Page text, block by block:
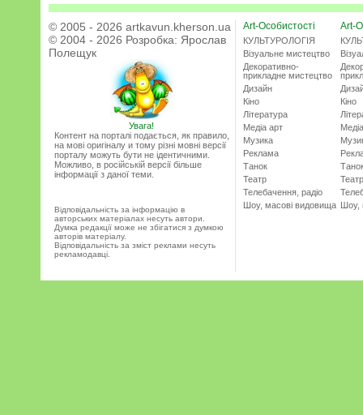
© 2005 - 2026 artkavun.kherson.ua
© 2004 - 2026 Розробка: Ярослав
Полещук
Увага!
Контент на порталі подається, як правило,
на мові оригіналу и тому різні мовні версії
порталу можуть бути не ідентичними.
Можливо, в російській версії більше
інформації з даної теми.
Відповідальність за інформацію в
авторських матеріалах несуть автори.
Думка редакції може не збігатися з думкою
авторів матеріалу.
Відповідальність за зміст реклами несуть
рекламодавці.
Art-Особистості
КУЛЬТУРОЛОГІЯ
Візуальне мистецтво
Декоративно-
прикладне мистецтво
Дизайн
Кіно
Література
Медіа арт
Музика
Реклама
Танок
Театр
Телебачення, радіо
Шоу, масові видовища
Art-
Кіно
Театр
Шоу,